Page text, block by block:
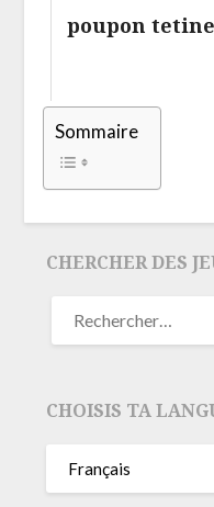
poupon tetine
Sommaire
CHERCHER DES
CHOISIS TA
Français